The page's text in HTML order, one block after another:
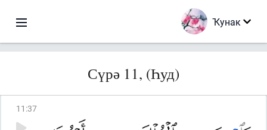
Ҡунак
Сүрә 11, (Һуд)
11 :37